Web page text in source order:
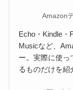
Amazon
Echo・Kindle・
Musicなど、
ー。実際に使っ
るものだけを紹